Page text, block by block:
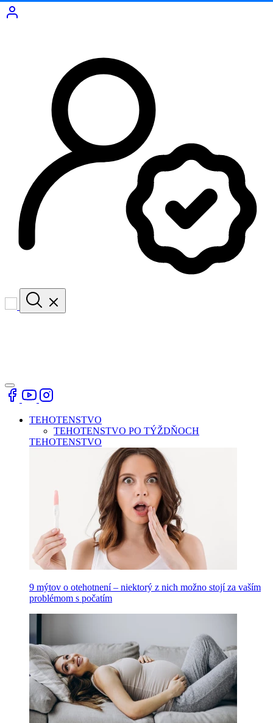
TEHOTENSTVO
TEHOTENSTVO PO TÝŽDŇOCH
TEHOTENSTVO
9 mýtov o otehotnení – niektorý z nich možno stojí za vaším
problémom s počatím